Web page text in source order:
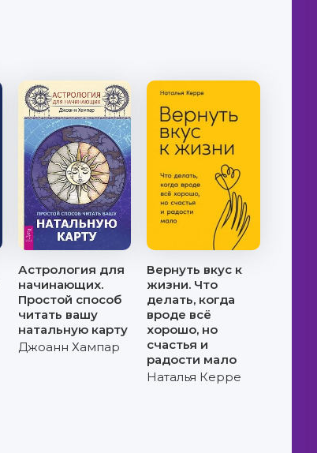
Астрология для
начинающих.
Простой способ
читать вашу
натальную карту
Джоанн Хампар
Вернуть вкус к
жизни. Что
делать, когда
вроде всё
хорошо, но
счастья и
радости мало
Наталья Керре